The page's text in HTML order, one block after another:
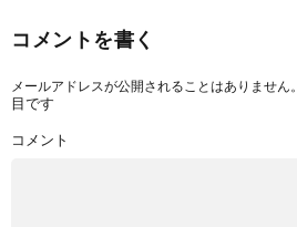
コメントを書く
メールアドレスが公開されることはありません。
目です
コメント